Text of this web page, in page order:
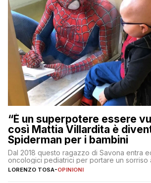
“È un superpotere essere
così Mattia Villardita è
Spiderman per i bambini
Dal 2018 questo ragazzo di Savona entra
oncologici pediatrici per portare un sorriso
LORENZO TOSA-OPINIONI